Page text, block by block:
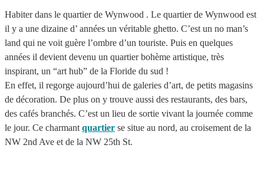
Habiter dans le quartier de Wynwood . Le quartier de Wynwood est
il y a une dizaine d’ années un véritable ghetto. C’est un no man’s
land qui ne voit guère l’ombre d’un touriste. Puis en quelques
années il devient devenu un quartier bohème artistique, très
inspirant, un “art hub” de la Floride du sud !
En effet, il regorge aujourd’hui de galeries d’art, de petits magasins
de décoration. De plus on y trouve aussi des restaurants, des bars,
des cafés branchés. C’est un lieu de sortie vivant la journée comme
le jour. Ce charmant quartier se situe au nord, au croisement de la
NW 2nd Ave et de la NW 25th St.